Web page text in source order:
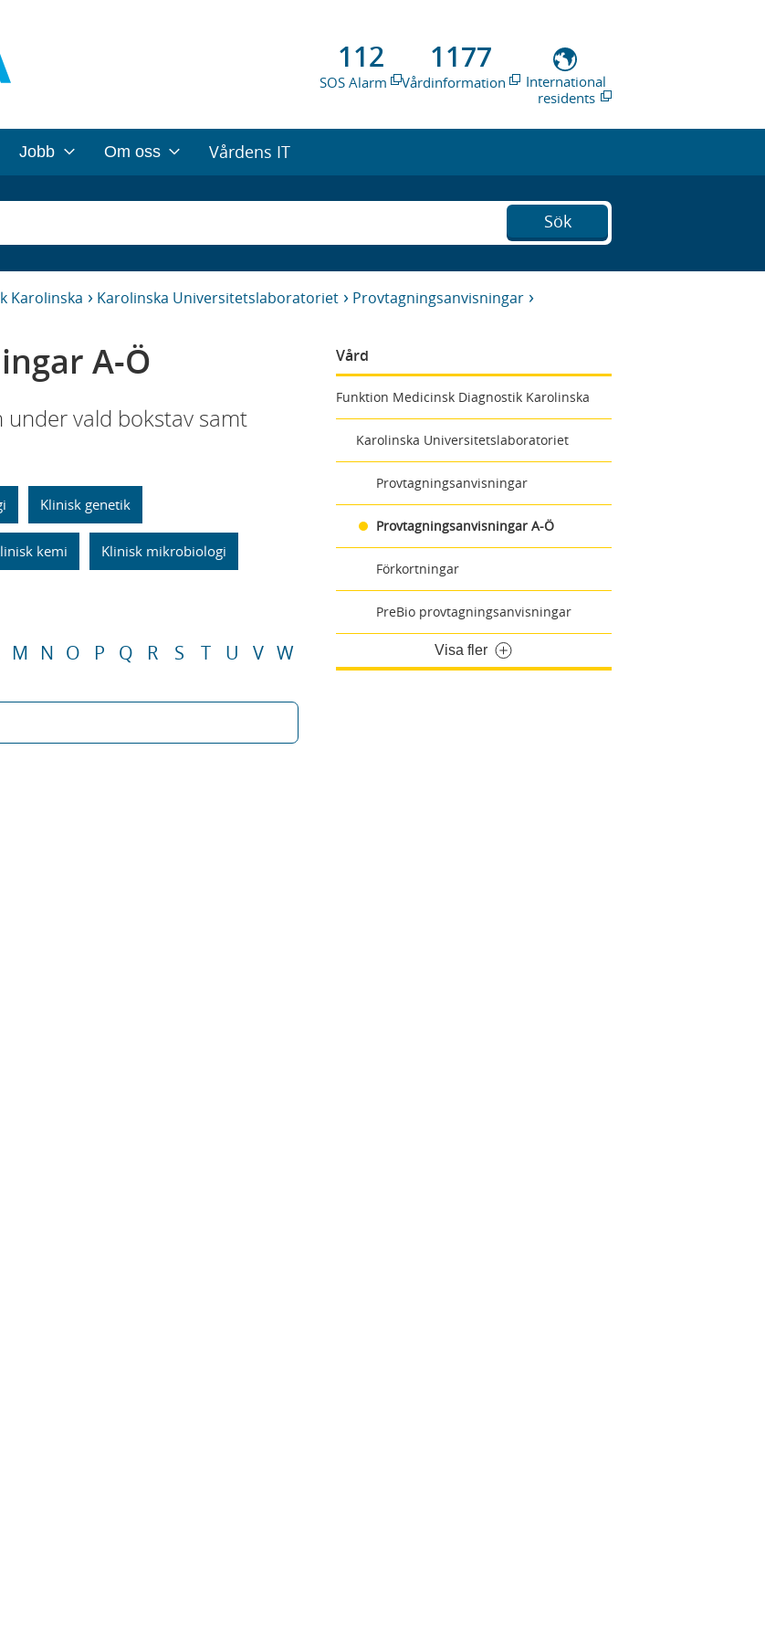
112
SOS Alarm
1177
Vårdinformation
International
residents
Jobb Om oss Vårdens IT
Sök
Karolinska Karolinska Universitetslaboratoriet Provtagningsanvisningar
Vård
Funktion Medicinsk Diagnostik Karolinska
Karolinska Universitetslaboratoriet
Provtagningsanvisningar
Provtagningsanvisningar A-Ö
Förkortningar
PreBio provtagningsanvisningar
Visa fler
A-Ö
under vald bokstav samt
Klinisk genetik
kemi Klinisk mikrobiologi
M N O P Q R S T U V W